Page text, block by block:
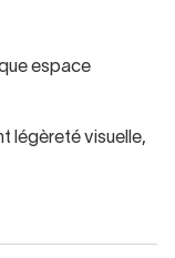
espace
légèreté visuelle,
petites ou